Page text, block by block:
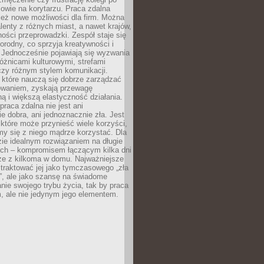
na korytarzu. Praca zdalna
nowe możliwości dla firm. Można
z różnych miast, a nawet krajów,
przeprowadzki. Zespół staje się
co sprzyja kreatywności i
pojawiają się wyzwania
kulturowymi, strefami
różnym stylem komunikacji.
nauczą się dobrze zarządzać
zyskają przewagę
i większą elastyczność działania.
zdalna nie jest ani
dobra, ani jednoznacznie zła. Jest
może przynieść wiele korzyści,
się z niego mądrze korzystać. Dla
idealnym rozwiązaniem na długie
– kompromisem łączącym kilka dni
z kilkoma w domu. Najważniejsze
jej jako tymczasowego „zła
ale jako szansę na świadome
swojego trybu życia, tak by praca
ale nie jedynym jego elementem.